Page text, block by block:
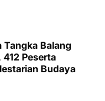
Tangka Balang
Peserta
Budaya